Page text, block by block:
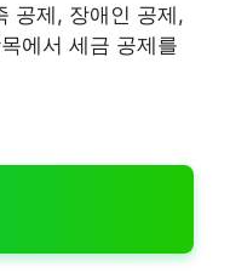
공제, 장애인 공제,
에서 세금 공제를